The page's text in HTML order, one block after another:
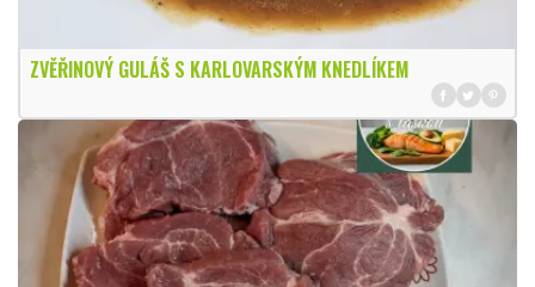
ZVĚŘINOVÝ GULÁŠ S KARLOVARSKÝM KNEDLÍKEM